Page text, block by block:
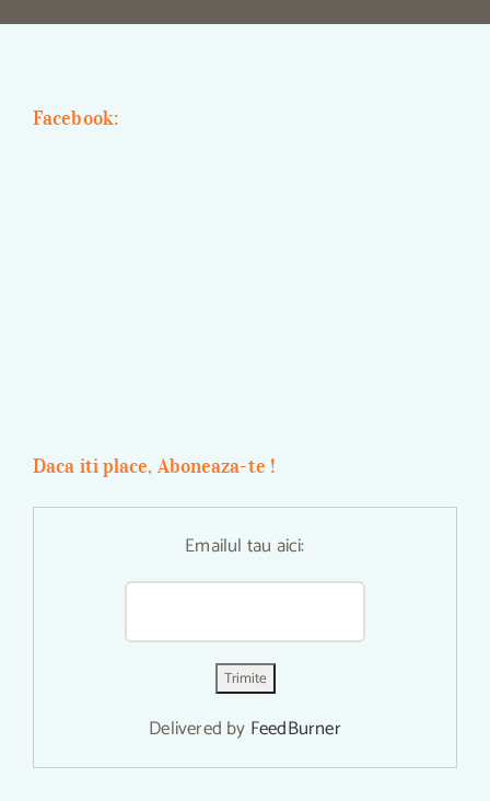
Facebook:
Daca iti place, Aboneaza-te !
Emailul tau aici:
Delivered by FeedBurner